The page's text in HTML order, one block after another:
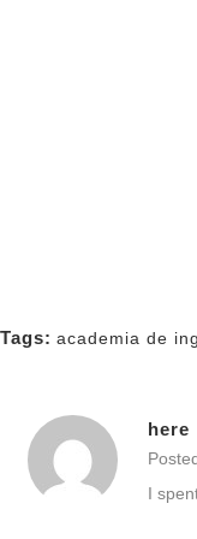
Tags: academia de
here
I